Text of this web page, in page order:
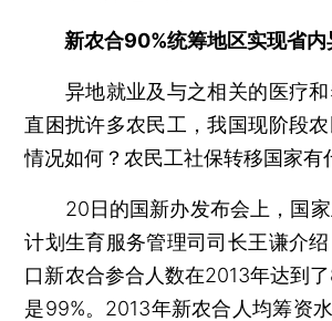
新农合90%统筹地区实现省内
异地就业及与之相关的医疗和
直困扰许多农民工，我国现阶段
情况如何？农民工社保转移国家有
20日的国新办发布会上，国家
计划生育服务管理司司长王谦介
口新农合参合人数在2013年达到
是99%。2013年新农合人均筹资